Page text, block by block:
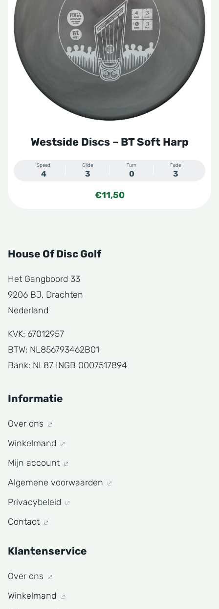
Westside Discs – BT Soft Harp
Speed
4
Glide
3
Turn
0
Fade
3
€11,50
House Of Disc Golf
Het Gangboord 33
9206 BJ, Drachten
Nederland
KVK: 67012957
BTW: NL856793462B01
Bank: NL87 INGB 0007517894
Informatie
Over ons
Winkelmand
Mijn account
Algemene voorwaarden
Privacybeleid
Contact
Klantenservice
Over ons
Winkelmand